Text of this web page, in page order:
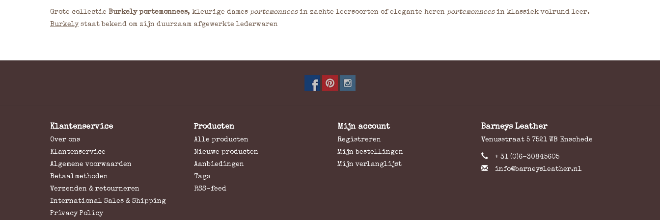
Grote collectie Burkely portemonnees, kleurige dames portemonneesin zachte leersoorten of elegante heren portemonneesin klassiek volrund leer.
Burkelystaat bekend om zijn duurzaam afgewerkte lederwaren
Klantenservice
Over ons
Klantenservice
Algemene voorwaarden
Betaalmethoden
Verzenden & retourneren
International Sales & Shipping
Privacy Policy
Producten
Alle producten
Nieuwe producten
Aanbiedingen
Tags
RSS-feed
Mijn account
Registreren
Mijn bestellingen
Mijn verlanglijst
Barneys Leather
Venusstraat 5 7521 WB Enschede
+ 31 (0)6-30845605
info@barneysleather.nl